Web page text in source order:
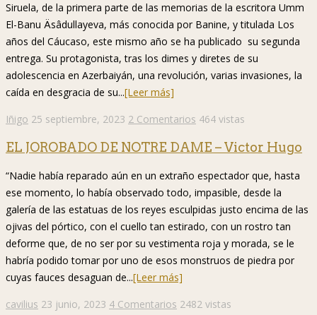
Siruela, de la primera parte de las memorias de la escritora Umm
El-Banu Äsâdullayeva, más conocida por Banine, y titulada Los
años del Cáucaso, este mismo año se ha publicado su segunda
entrega. Su protagonista, tras los dimes y diretes de su
adolescencia en Azerbaiyán, una revolución, varias invasiones, la
caída en desgracia de su...[Leer más]
Iñigo 25 septiembre, 2023 2 Comentarios 464 vistas
EL JOROBADO DE NOTRE DAME – Victor Hugo
“Nadie había reparado aún en un extraño espectador que, hasta
ese momento, lo había observado todo, impasible, desde la
galería de las estatuas de los reyes esculpidas justo encima de las
ojivas del pórtico, con el cuello tan estirado, con un rostro tan
deforme que, de no ser por su vestimenta roja y morada, se le
habría podido tomar por uno de esos monstruos de piedra por
cuyas fauces desaguan de...[Leer más]
cavilius 23 junio, 2023 4 Comentarios 2482 vistas